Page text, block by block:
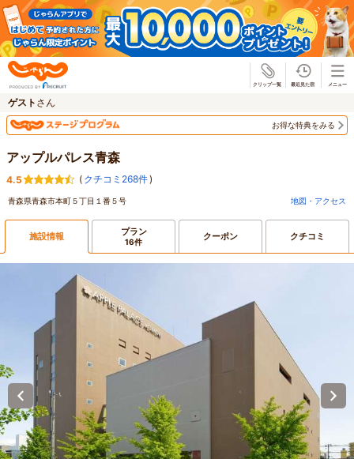
ゲスト さん
お得な特典をみる
アップルパレス青森
4.5 ( クチコミ268件)
青森県青森市本町５丁目１番５号 地図・アクセス
施設情報 プラン
16件 クーポン クチコミ